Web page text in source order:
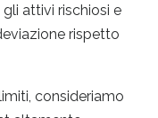
attivi rischiosi e
rispetto
consideriamo